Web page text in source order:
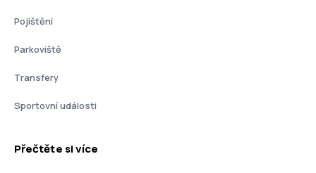
Pojištění
Parkoviště
Transfery
Sportovní události
Přečtěte si více